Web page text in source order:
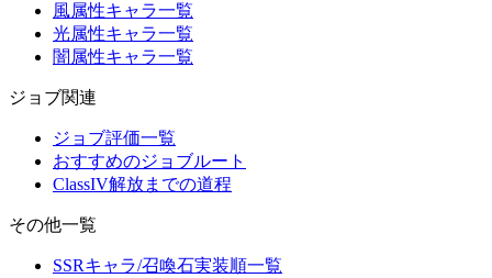
風属性キャラ一覧
光属性キャラ一覧
闇属性キャラ一覧
ジョブ関連
ジョブ評価一覧
おすすめのジョブルート
ClassIV解放までの道程
その他一覧
SSRキャラ/召喚石実装順一覧